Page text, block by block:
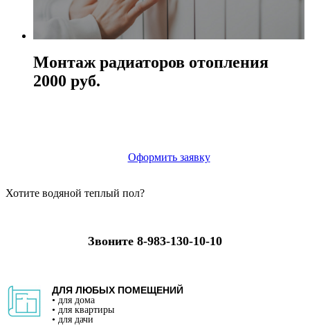
Монтаж радиаторов отопления
2000 руб.
Оформить заявку
Хотите водяной теплый пол?
Звоните 8-983-130-10-10
ДЛЯ ЛЮБЫХ ПОМЕЩЕНИЙ
• для дома
• для квартиры
• для дачи